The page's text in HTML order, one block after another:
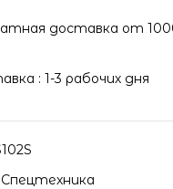
доставка от
: 1-3 рабочих дня
Спецтехника